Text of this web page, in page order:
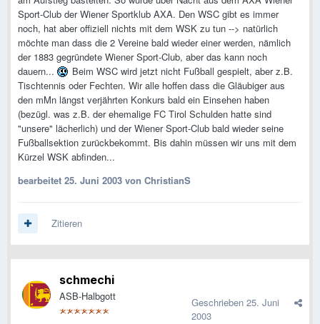
Sport-Club der Wiener Sportklub AXA. Den WSC gibt es immer
noch, hat aber offiziell nichts mit dem WSK zu tun --> natürlich
möchte man dass die 2 Vereine bald wieder einer werden, nämlich
der 1883 gegründete Wiener Sport-Club, aber das kann noch
dauern...
Beim WSC wird jetzt nicht Fußball gespielt, aber z.B.
Tischtennis oder Fechten. Wir alle hoffen dass die Gläubiger aus
den mMn längst verjährten Konkurs bald ein Einsehen haben
(bezügl. was z.B. der ehemalige FC Tirol Schulden hatte sind
"unsere" lächerlich) und der Wiener Sport-Club bald wieder seine
Fußballsektion zurückbekommt. Bis dahin müssen wir uns mit dem
Kürzel WSK abfinden...
bearbeitet 25. Juni 2003 von ChristianS
Zitieren
schmechi
ASB-Halbgott Geschrieben 25. Juni
2003